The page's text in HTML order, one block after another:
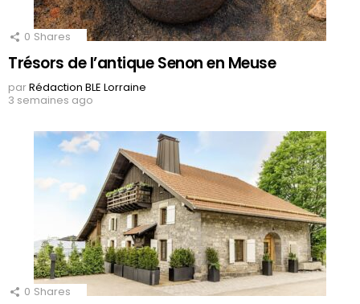
0 Shares
Trésors de l’antique Senon en Meuse
parRédaction BLE Lorraine
3 semaines ago
0 Shares